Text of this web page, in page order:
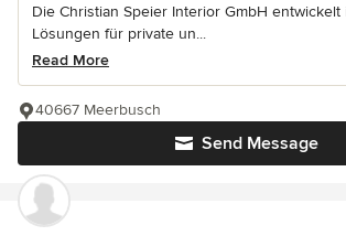
Die Christian Speier Interior GmbH
Lösungen für private un...
Read More
Send Message
40667 Meerbusch